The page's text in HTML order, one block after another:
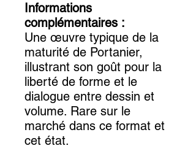
Informations
complémentaires :
Une œuvre typique de la
maturité de Portanier,
illustrant son goût pour la
liberté de forme et le
dialogue entre dessin et
volume. Rare sur le
marché dans ce format et
cet état.